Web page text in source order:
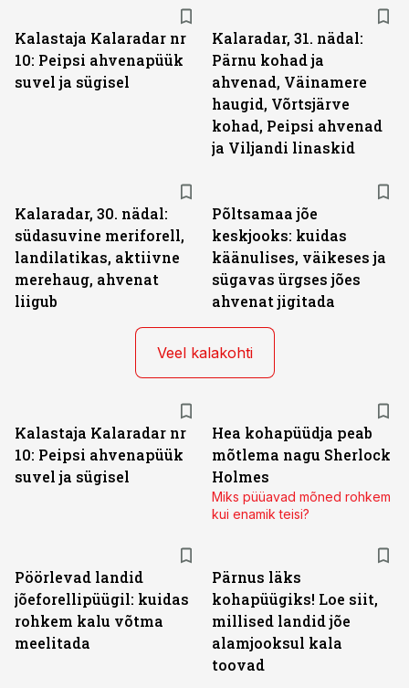
Kalastaja Kalaradar nr
10: Peipsi ahvenapüük
suvel ja sügisel
Kalaradar, 31. nädal:
Pärnu kohad ja
ahvenad, Väinamere
haugid, Võrtsjärve
kohad, Peipsi ahvenad
ja Viljandi linaskid
Kalaradar, 30. nädal:
südasuvine meriforell,
landilatikas, aktiivne
merehaug, ahvenat
liigub
Põltsamaa jõe
keskjooks: kuidas
käänulises, väikeses ja
sügavas ürgses jões
ahvenat jigitada
Veel kalakohti
Kalastaja Kalaradar nr
10: Peipsi ahvenapüük
suvel ja sügisel
Hea kohapüüdja peab
mõtlema nagu Sherlock
Holmes
Miks püüavad mõned rohkem
kui enamik teisi?
Pöörlevad landid
jõeforellipüügil: kuidas
rohkem kalu võtma
meelitada
Pärnus läks
kohapüügiks! Loe siit,
millised landid jõe
alamjooksul kala
toovad